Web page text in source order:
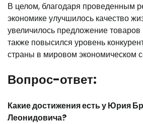
В целом, благодаря проведенным
экономике улучшилось качество
увеличилось предложение товаров
также повысился уровень
страны в мировом экономическом
Вопрос-ответ:
Какие достижения есть у Юрия
Леонидовича?